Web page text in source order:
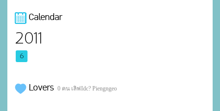
Calendar
2011
6
Lovers 0 คน เลิฟIdc? Piengngeo